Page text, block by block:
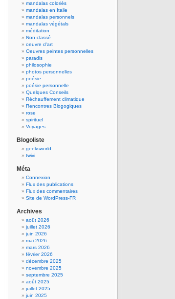
mandalas coloriés
mandalas en Italie
mandalas personnels
mandalas végétals
méditation
Non classé
oeuvre d'art
Oeuvres peintes personnelles
paradis
philosophie
photos personnelles
poésie
poésie personnelle
Quelques Conseils
Réchauffement climatique
Rencontres Blogogiques
rose
spirituel
Voyages
Blogoliste
geeksworld
twivi
Méta
Connexion
Flux des publications
Flux des commentaires
Site de WordPress-FR
Archives
août 2026
juillet 2026
juin 2026
mai 2026
mars 2026
février 2026
décembre 2025
novembre 2025
septembre 2025
août 2025
juillet 2025
juin 2025